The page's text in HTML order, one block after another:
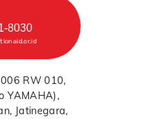
8030
RW 010,
YAMAHA),
Jatinegara,